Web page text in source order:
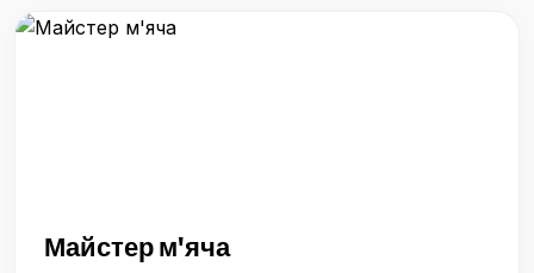
Майстер м'яча